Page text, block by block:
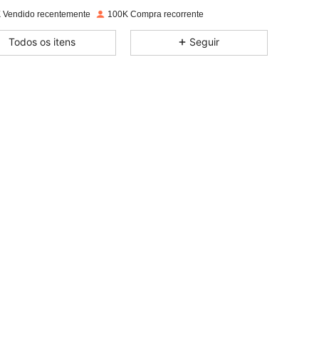
Tamanho: 12Y
Vendido recentemente 100K Compra recorrente
Todos os itens Seguir